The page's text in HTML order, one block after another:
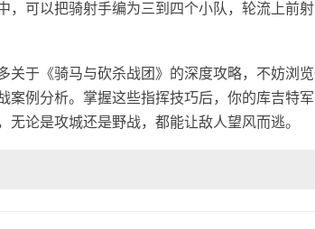
，可以把骑射手编为三到四个小队，轮流上前
关于《骑马与砍杀战团》的深度攻略，不妨浏
案例分析。掌握这些指挥技巧后，你的库吉特
无论是攻城还是野战，都能让敌人望风而逃。